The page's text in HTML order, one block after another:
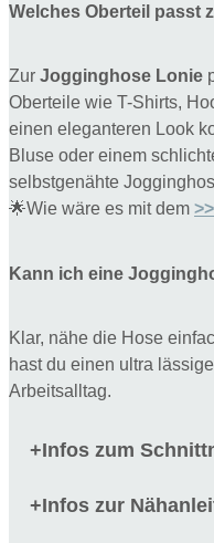
Welches Oberteil passt
Zur Jogginghose Lonie
Oberteile wie T-Shirts,
einen eleganteren Look
Bluse oder einem
selbstgenähte
🌟Wie wäre es mit dem
Kann ich eine
Klar, nähe die Hose
hast du einen ultra
Arbeitsalltag.
+Infos zum
+Infos zur